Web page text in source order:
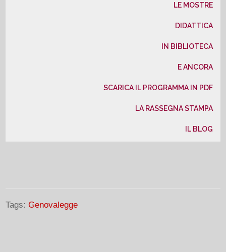
LE MOSTRE
DIDATTICA
IN BIBLIOTECA
E ANCORA
SCARICA IL PROGRAMMA IN PDF
LA RASSEGNA STAMPA
IL BLOG
Tags: Genovalegge